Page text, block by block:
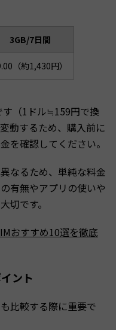
3GB/7日間
（約1,430円）
（1ドル≒159円で換
動するため、購入前に
を確認してください。
なるため、単純な料金
有無やアプリの使いや
切です。
おすすめ10選を徹底
ント
比較する際に重要で